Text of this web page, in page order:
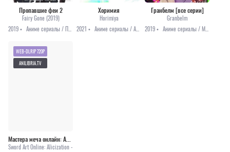
Пропавшие феи 2
Fairy Gone (2019)
2019 •
Хоримия
Horimiya
2021 •
Гранбелм [все серии]
Granbelm
2019 •
Sword Art Online: Alicization -
WEB-DLRIP 720P
ANILIBRIA.TV